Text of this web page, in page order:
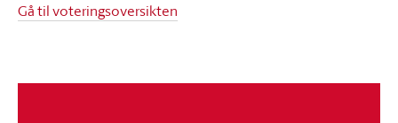
Gå til voteringsoversikten